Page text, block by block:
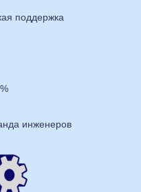
поддержка
инженеров